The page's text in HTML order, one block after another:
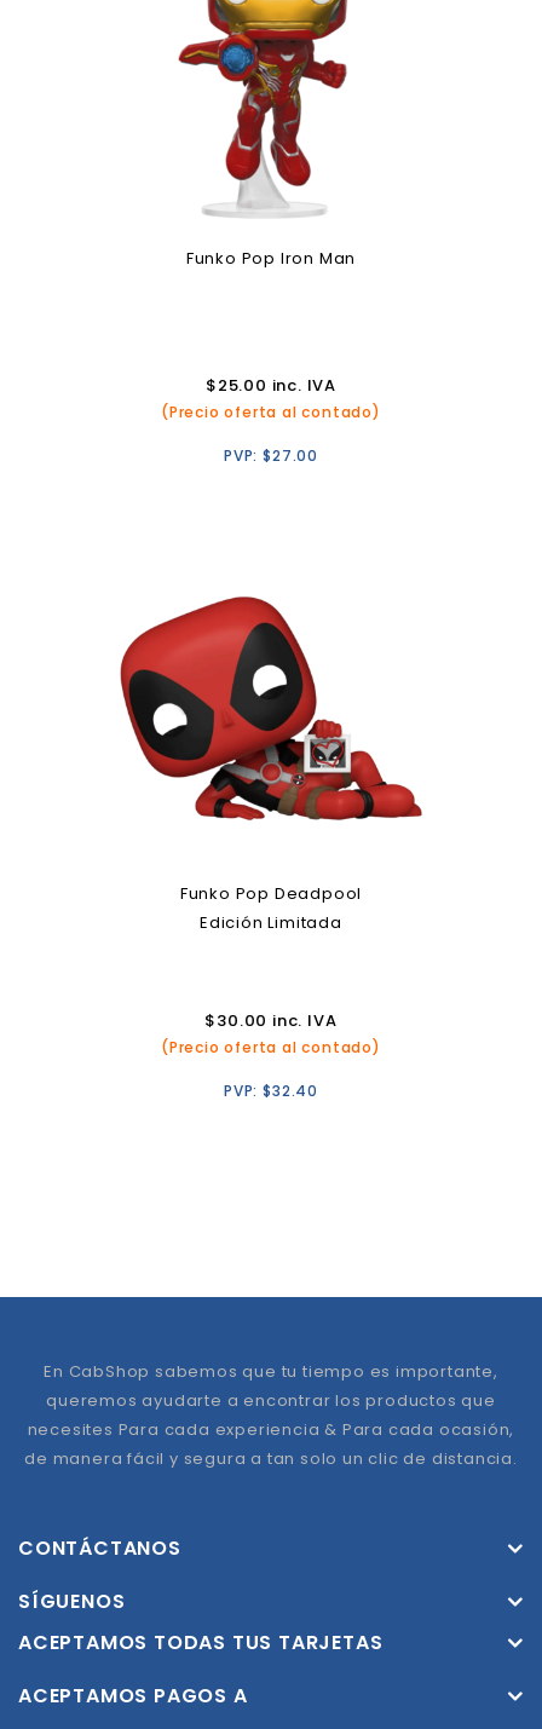
Funko Pop Iron Man
$25.00 inc. IVA
(Precio oferta al contado)
PVP:$27.00
Funko Pop Deadpool
Edición Limitada
$30.00 inc. IVA
(Precio oferta al contado)
PVP:$32.40
En CabShop sabemos que tu tiempo es importante,
queremos ayudarte a encontrar los productos que
necesites Para cada experiencia & Para cada ocasión,
de manera fácil y segura a tan solo un clic de distancia.
CONTÁCTANOS
SÍGUENOS
ACEPTAMOS TODAS TUS TARJETAS
ACEPTAMOS PAGOS A